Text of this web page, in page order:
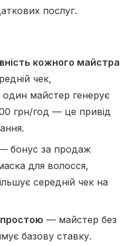
послуг.
кожного майстра
чек,
майстер генерує
грн/год — це привід
бонус за продаж
для волосся,
середній чек на
простою — майстер без
базову ставку.